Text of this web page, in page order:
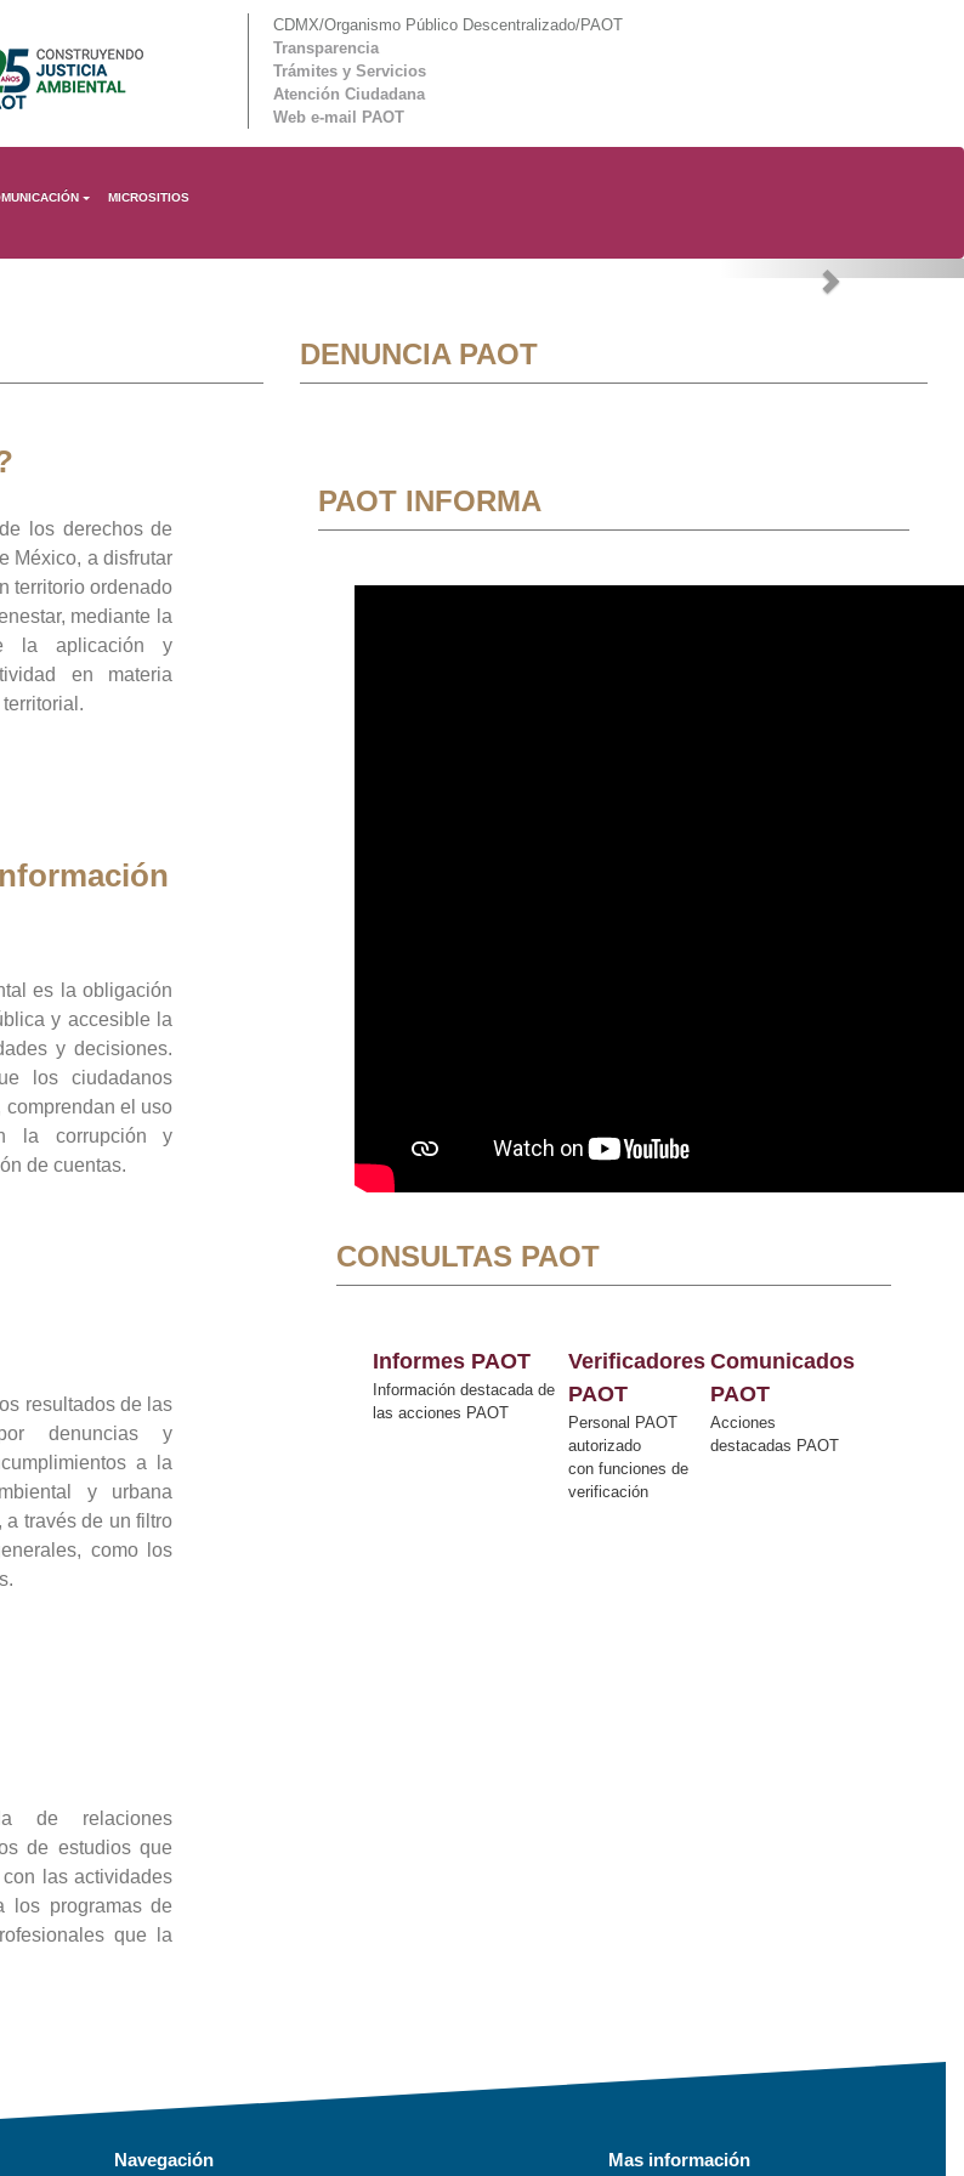
CDMX/Organismo Público Descentralizado/PAOT
Transparencia
Trámites y Servicios
Atención Ciudadana
Web e-mail PAOT
MICROSITIOS
Next
los derechos de
México, a disfrutar
territorio ordenado
mediante la
la aplicación y
en materia
es la obligación
y accesible la
y decisiones.
los ciudadanos
el uso
la corrupción y
de cuentas.
resultados de las
denuncias y
a la
y urbana
través de un filtro
como los
de relaciones
de estudios que
las actividades
los programas de
que la
DENUNCIA PAOT
PAOT INFORMA
CONSULTAS PAOT
Informes PAOT
Información destacada de
las acciones PAOT
Verificadores
PAOT
Personal PAOT
autorizado
con funciones de
verificación
Comunicados
PAOT
Acciones
destacadas PAOT
Navegación Mas información